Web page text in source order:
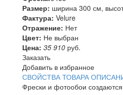
Размер: ширина 300 см,
Фактура: Velure
Отражение: Нет
Цвет: Не выбран
Цена: 35 910 руб.
Заказать
Добавить в избранное
СВОЙСТВА ТОВАРА
Фрески и фотообои